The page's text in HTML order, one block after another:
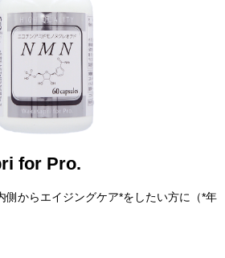
for Pro.
側からエイジングケア*をしたい方に（*年